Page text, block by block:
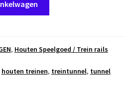
, Houten Speelgoed / Trein rails
houten treinen, treintunnel, tunnel